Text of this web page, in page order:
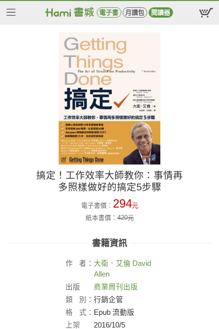
電子書 月讀包 閱讀器
搞定！工作效率大師教你：事情再
多照樣做好的搞定5步驟
電子書價： 294元
紙本書價：420元
書籍資訊
作 者： 大衛．艾倫 David
Allen
出版
社：
商業周刊出版
類
別： 行銷企管
格
式： Epub 流動版
上架
2016/10/5